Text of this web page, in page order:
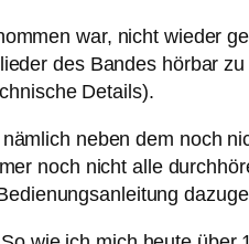
war, nicht wieder
des Bandes hörbar zu
Details).
neben dem noch
noch nicht alle